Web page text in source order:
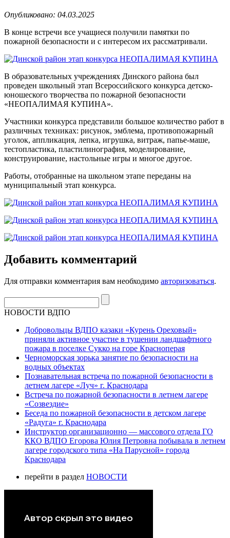
Опубликовано: 04.03.2025
В конце встречи все учащиеся получили памятки по
пожарной безопасности и с интересом их рассматривали.
В образовательных учреждениях Динского района был
проведен школьный этап Всероссийского конкурса детско-
юношеского творчества по пожарной безопасности
«НЕОПАЛИМАЯ КУПИНА».
Участники конкурса представили большое количество работ в
различных техниках: рисунок, эмблема, противопожарный
уголок, аппликация, лепка, игрушка, витраж, папье-маше,
тестопластика, пластилинография, моделирование,
конструирование, настольные игры и многое другое.
Работы, отобранные на школьном этапе переданы на
муниципальный этап конкурса.
Добавить комментарий
Для отправки комментария вам необходимо авторизоваться.
НОВОСТИ ВДПО
Добровольцы ВДПО казаки «Курень Ореховый»
приняли активное участие в тушении ландшафтного
пожара в поселке Сукко на горе Красноперая
Черноморская зорька занятие по безопасности на
водных объектах
Познавательная встреча по пожарной безопасности в
летнем лагере «Луч» г. Краснодара
Встреча по пожарной безопасности в летнем лагере
«Созвездие»
Беседа по пожарной безопасности в детском лагере
«Радуга» г. Краснодара
Инструктор организационно — массового отдела ГО
ККО ВДПО Егорова Юлия Петровна побывала в летнем
лагере городского типа «На Парусной» города
Краснодара
перейти в раздел НОВОСТИ